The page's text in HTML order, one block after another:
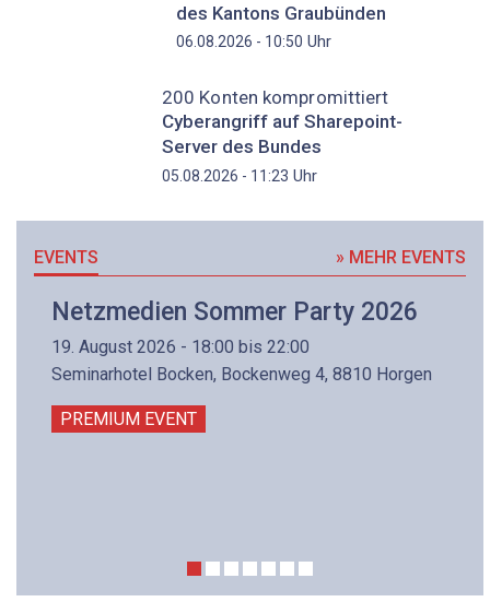
des Kantons Graubünden
06.08.2026 - 10:50 Uhr
200 Konten kompromittiert
Cyberangriff auf Sharepoint-
Server des Bundes
05.08.2026 - 11:23 Uhr
EVENTS » MEHR EVENTS
Netzmedien Sommer Party 2026
19. August 2026 - 18:00 bis 22:00
Seminarhotel Bocken, Bockenweg 4, 8810 Horgen
PREMIUM EVENT